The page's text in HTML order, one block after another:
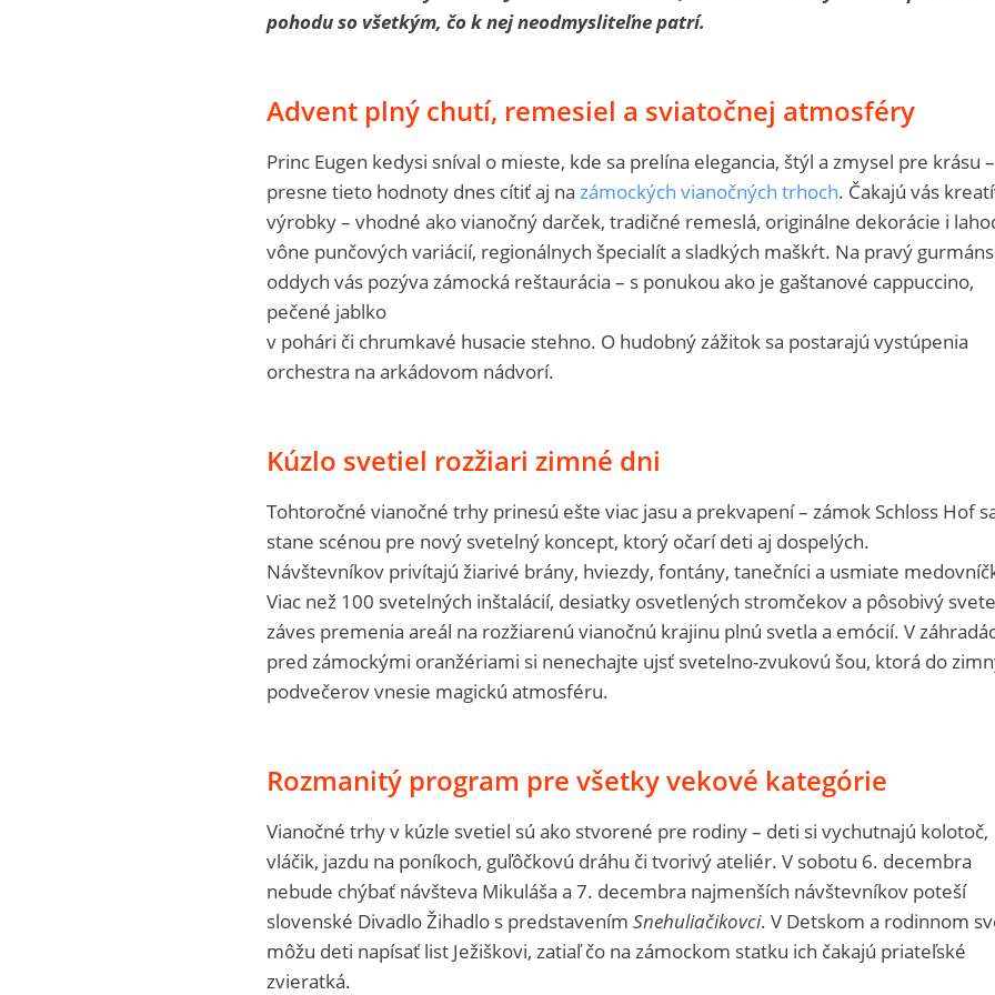
pohodu so všetkým, čo k nej neodmysliteľne patrí.
Advent plný chutí, remesiel a sviatočnej atmosféry
Princ Eugen kedysi sníval o mieste, kde sa prelína elegancia, štýl a zmysel pre krásu
presne tieto hodnoty dnes cítiť aj na zámockých vianočných trhoch. Čakajú vás
výrobky – vhodné ako vianočný darček, tradičné remeslá, originálne dekorácie i
vône punčových variácií, regionálnych špecialít a sladkých maškŕt. Na pravý
oddych vás pozýva zámocká reštaurácia – s ponukou ako je gaštanové cappuccino,
pečené jablko
v pohári či chrumkavé husacie stehno. O hudobný zážitok sa postarajú vystúpenia
orchestra na arkádovom nádvorí.
Kúzlo svetiel rozžiari zimné dni
Tohtoročné vianočné trhy prinesú ešte viac jasu a prekvapení – zámok Schloss Hof
stane scénou pre nový svetelný koncept, ktorý očarí deti aj dospelých.
Návštevníkov privítajú žiarivé brány, hviezdy, fontány, tanečníci a usmiate
Viac než 100 svetelných inštalácií, desiatky osvetlených stromčekov a pôsobivý
záves premenia areál na rozžiarenú vianočnú krajinu plnú svetla a emócií. V
pred zámockými oranžériami si nenechajte ujsť svetelno-zvukovú šou, ktorá do
podvečerov vnesie magickú atmosféru.
Rozmanitý program pre všetky vekové kategórie
Vianočné trhy v kúzle svetiel sú ako stvorené pre rodiny – deti si vychutnajú kolotoč,
vláčik, jazdu na poníkoch, guľôčkovú dráhu či tvorivý ateliér. V sobotu 6. decembra
nebude chýbať návšteva Mikuláša a 7. decembra najmenších návštevníkov poteší
slovenské Divadlo Žihadlo s predstavením Snehuliačikovci. V Detskom a rodinnom
môžu deti napísať list Ježiškovi, zatiaľ čo na zámockom statku ich čakajú priateľské
zvieratká.